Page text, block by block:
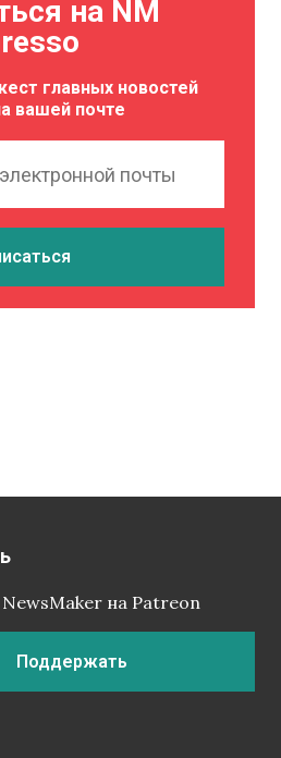
на NM
главных новостей
вашей почте
на Patreon
Поддержать